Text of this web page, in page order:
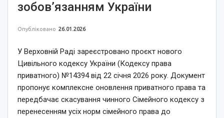
зобов’язанням України
Опубліковано 26.01.2026
У Верховній Раді зареєстровано проєкт нового
Цивільного кодексу України (Кодексу права
приватного) №14394 від 22 січня 2026 року. Документ
пропонує комплексне оновлення приватного права та
передбачає скасування чинного Сімейного кодексу з
перенесенням усіх норм сімейного права до